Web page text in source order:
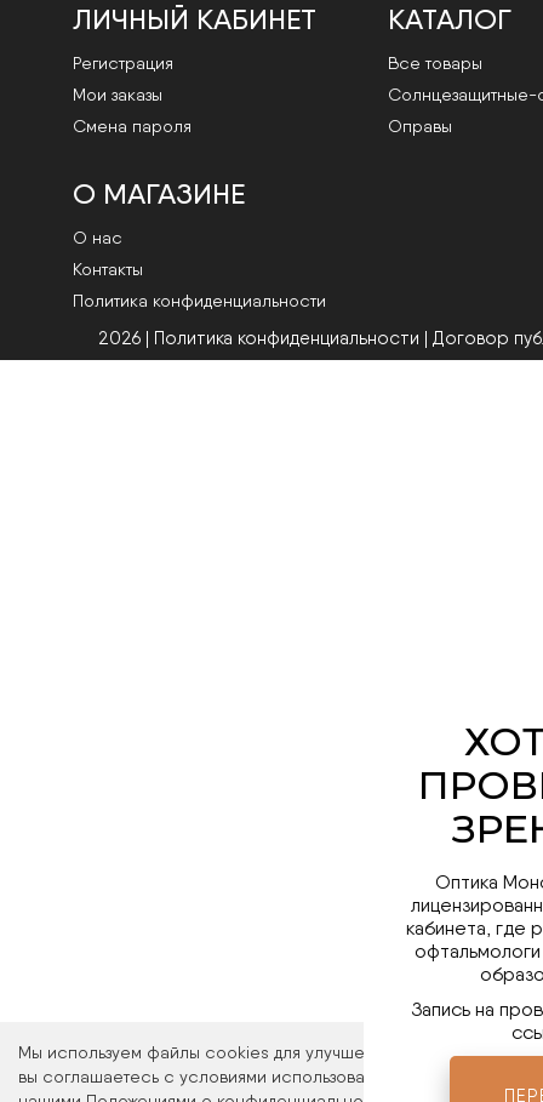
Мы используем файлы cookies для улучшения работы сайта.
вы соглашаетесь с условиями использования файлов cookies.
ЛИЧНЫЙ КАБИНЕТ
Регистрация
Мои заказы
Смена пароля
КАТАЛОГ
Все товары
Cолнцезащитные-
Оправы
О МАГАЗИНЕ
О нас
Контакты
Политика конфиденциальности
2026 | Политика конфиденциальности | Договор
Оптика
кабинета, где
Запись на